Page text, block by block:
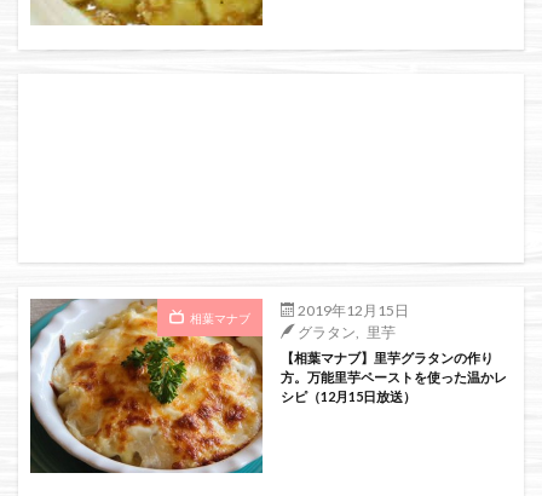
相葉マナブ
2019年12月15日
グラタン
里芋
【相葉マナブ】里芋グラタンの作り
方。万能里芋ペーストを使った温かレ
シピ（12月15日放送）